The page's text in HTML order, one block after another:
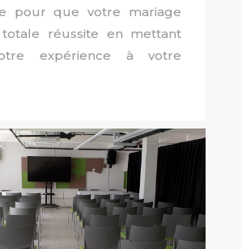
pour que votre mariage
réussite en mettant
expérience à votre